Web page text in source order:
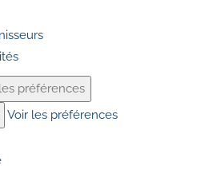
préférences
Voir les préférences